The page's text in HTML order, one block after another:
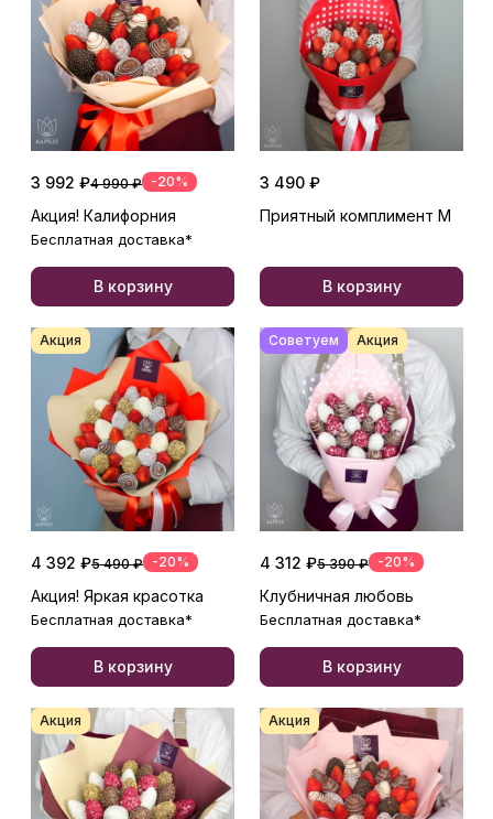
3 992 ₽4 990 ₽ -20%
Акция! Калифорния
Бесплатная доставка*
В корзину
3 490 ₽
Приятный комплимент М
В корзину
Акция
4 392 ₽5 490 ₽ -20%
Акция! Яркая красотка
Бесплатная доставка*
В корзину
Советуем Акция
4 312 ₽5 390 ₽ -20%
Клубничная любовь
Бесплатная доставка*
В корзину
Акция Акция